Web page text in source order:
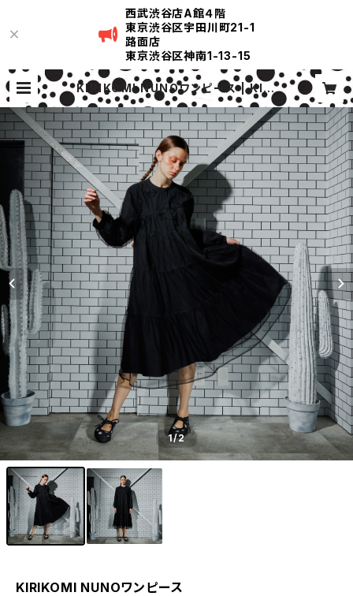
西武渋谷店A館４階
東京渋谷区宇田川町21-1
路面店
東京渋谷区神南1-13-15
KIRIKOMI NUNOワンピース | KIRI
KOMI
1/2
KIRIKOMI NUNOワンピース